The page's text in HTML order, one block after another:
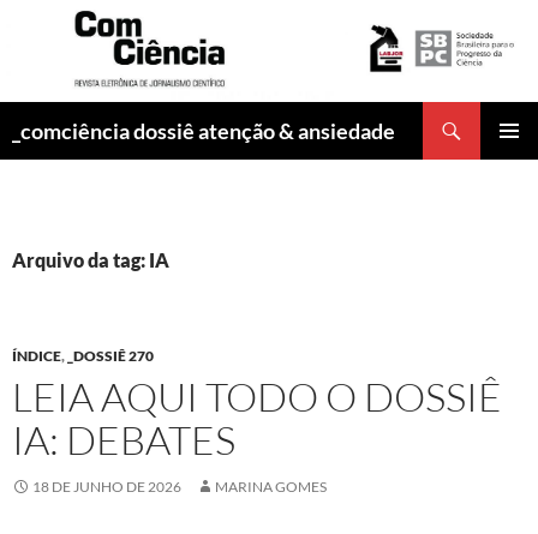
_comciência dossiê atenção & ansiedade
Arquivo da tag: IA
ÍNDICE, _DOSSIÊ 270
LEIA AQUI TODO O DOSSIÊ
IA: DEBATES
18 DE JUNHO DE 2026 MARINA GOMES